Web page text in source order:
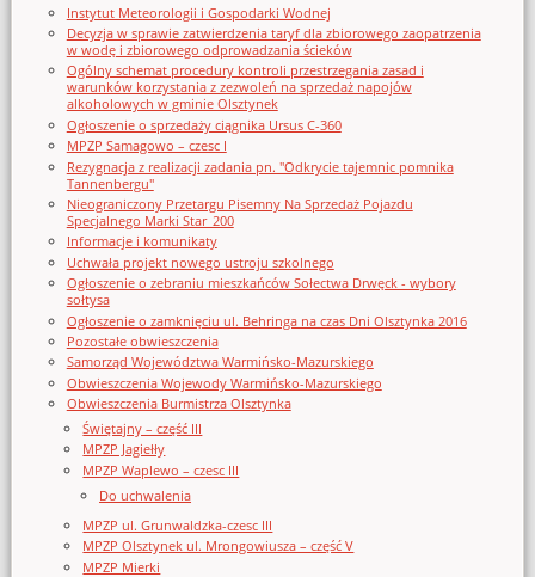
Instytut Meteorologii i Gospodarki Wodnej
Decyzja w sprawie zatwierdzenia taryf dla zbiorowego zaopatrzenia
w wodę i zbiorowego odprowadzania ścieków
Ogólny schemat procedury kontroli przestrzegania zasad i
warunków korzystania z zezwoleń na sprzedaż napojów
alkoholowych w gminie Olsztynek
Ogłoszenie o sprzedaży ciągnika Ursus C-360
MPZP Samagowo – czesc I
Rezygnacja z realizacji zadania pn. "Odkrycie tajemnic pomnika
Tannenbergu"
Nieograniczony Przetargu Pisemny Na Sprzedaż Pojazdu
Specjalnego Marki Star_200
Informacje i komunikaty
Uchwała projekt nowego ustroju szkolnego
Ogłoszenie o zebraniu mieszkańców Sołectwa Drwęck - wybory
sołtysa
Ogłoszenie o zamknięciu ul. Behringa na czas Dni Olsztynka 2016
Pozostałe obwieszczenia
Samorząd Województwa Warmińsko-Mazurskiego
Obwieszczenia Wojewody Warmińsko-Mazurskiego
Obwieszczenia Burmistrza Olsztynka
Świętajny – część III
MPZP Jagiełły
MPZP Waplewo – czesc III
Do uchwalenia
MPZP ul. Grunwaldzka-czesc III
MPZP Olsztynek ul. Mrongowiusza – część V
MPZP Mierki